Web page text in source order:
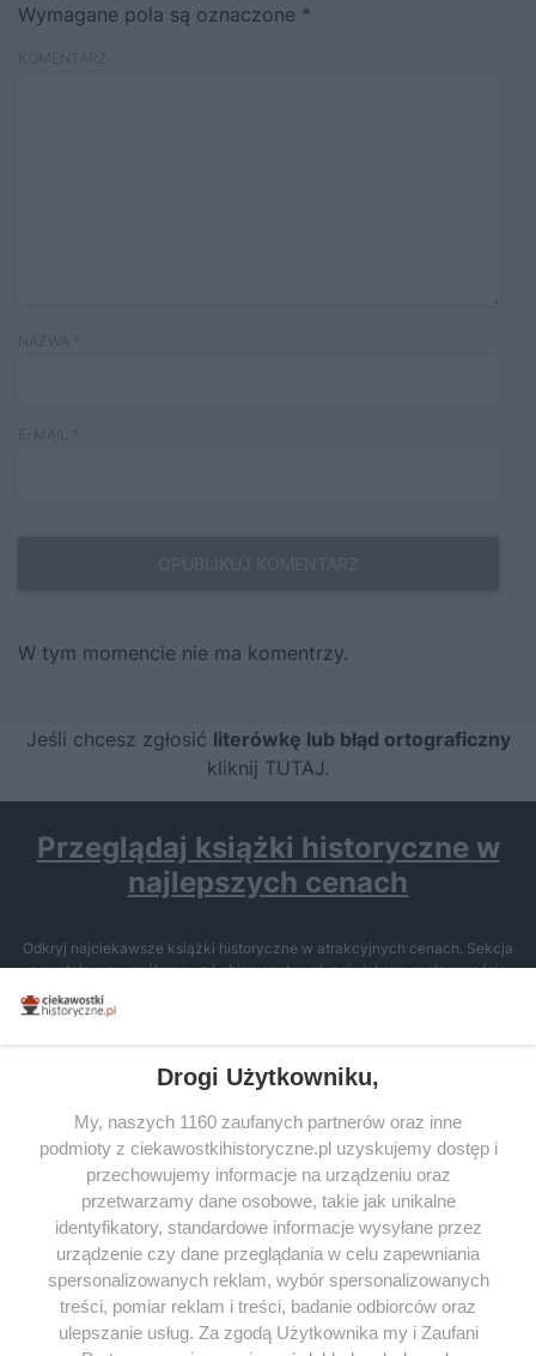
Wymagane pola są oznaczone *
W tym momencie nie ma komentrzy.
Jeśli chcesz zgłosić literówkę lub błąd ortograficzny
kliknij TUTAJ.
Przeglądaj książki historyczne w
najlepszych cenach
Odkryj najciekawsze książki historyczne w atrakcyjnych cenach. Sekcja
powstała we współpracy z Lubimyczytac.pl, największą społecznością
miłośników literatury w Polsce – dzięki temu możesz wybierać spośród
tytułów najwyżej ocenianych przez czytelników.
SERWIS
SPOŁECZNOŚĆ
WSPÓŁPRACA
KONTAKT
Drogi Użytkowniku,
My, naszych 1160 zaufanych partnerów oraz inne
podmioty z ciekawostkihistoryczne.pl uzyskujemy dostęp i
przechowujemy informacje na urządzeniu oraz
przetwarzamy dane osobowe, takie jak unikalne
identyfikatory, standardowe informacje wysyłane przez
urządzenie czy dane przeglądania w celu zapewniania
spersonalizowanych reklam, wybór spersonalizowanych
treści, pomiar reklam i treści, badanie odbiorców oraz
ulepszanie usług. Za zgodą Użytkownika my i Zaufani